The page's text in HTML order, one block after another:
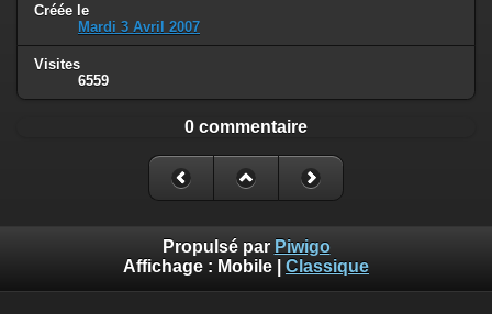
Créée le
Mardi 3 Avril 2007
Visites
6559
0 commentaire
Propulsé par Piwigo
Affichage : Mobile Classique